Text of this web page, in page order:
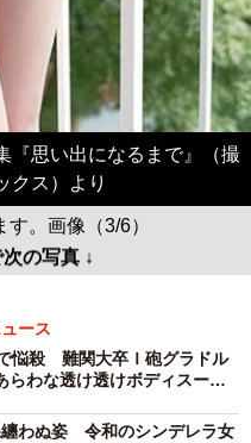
『思い出になるまで』（撮
クス）より
。画像（3/6）
の写真 ↓
ース
悩殺 難関大卒Ｉ砲グラドル
わな透け透けボディスーツ
わぬ姿 令和のシンデレラ女